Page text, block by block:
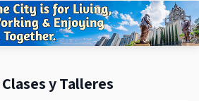
y Talleres